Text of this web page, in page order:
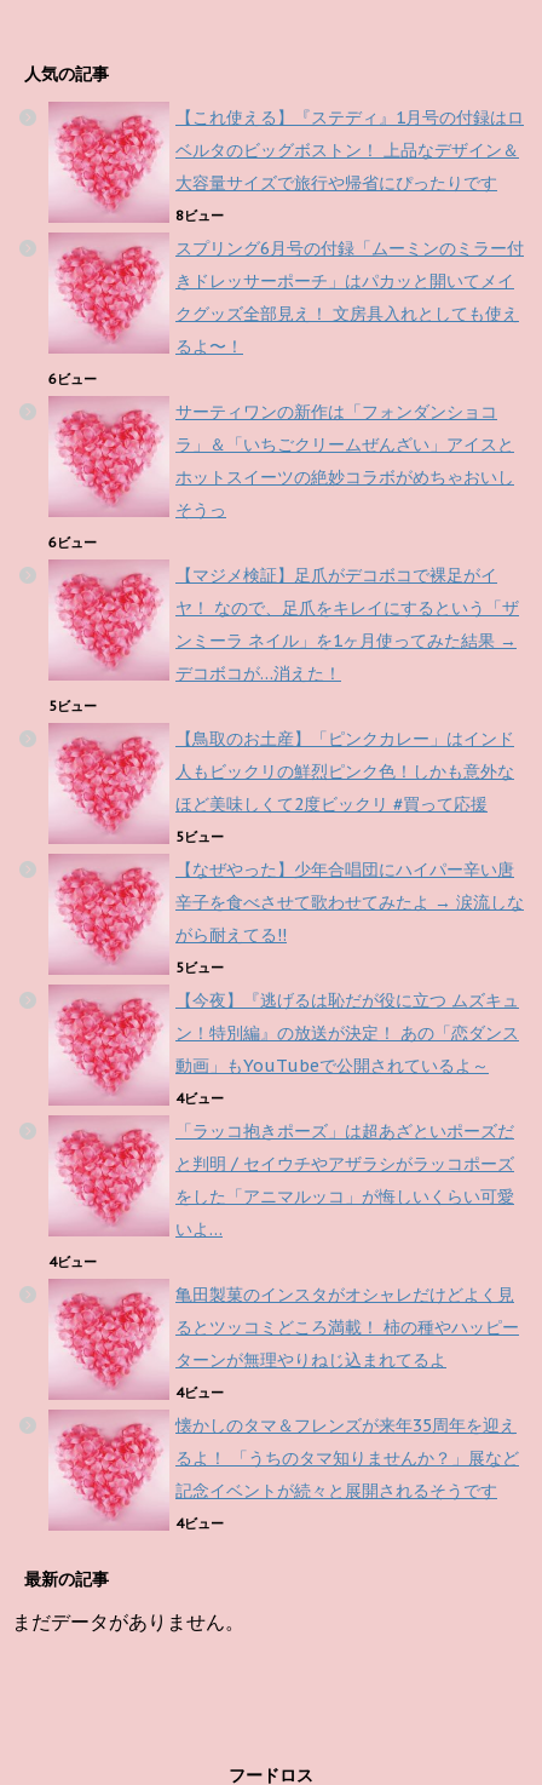
人気の記事
【これ使える】『ステディ』1月号の付録はロ
ベルタのビッグボストン！ 上品なデザイン＆
大容量サイズで旅行や帰省にぴったりです
8ビュー
スプリング6月号の付録「ムーミンのミラー付
きドレッサーポーチ」はパカッと開いてメイ
クグッズ全部見え！ 文房具入れとしても使え
るよ〜！
6ビュー
サーティワンの新作は「フォンダンショコ
ラ」＆「いちごクリームぜんざい」アイスと
ホットスイーツの絶妙コラボがめちゃおいし
そうっ
6ビュー
【マジメ検証】足爪がデコボコで裸足がイ
ヤ！ なので、足爪をキレイにするという「ザ
ンミーラ ネイル」を1ヶ月使ってみた結果 →
デコボコが…消えた！
5ビュー
【鳥取のお土産】「ピンクカレー」はインド
人もビックリの鮮烈ピンク色！しかも意外な
ほど美味しくて2度ビックリ #買って応援
5ビュー
【なぜやった】少年合唱団にハイパー辛い唐
辛子を食べさせて歌わせてみたよ → 涙流しな
がら耐えてる!!
5ビュー
【今夜】『逃げるは恥だが役に立つ ムズキュ
ン！特別編』の放送が決定！ あの「恋ダンス
動画」もYouTubeで公開されているよ～
4ビュー
「ラッコ抱きポーズ」は超あざといポーズだ
と判明 / セイウチやアザラシがラッコポーズ
をした「アニマルッコ」が悔しいくらい可愛
いよ…
4ビュー
亀田製菓のインスタがオシャレだけどよく見
るとツッコミどころ満載！ 柿の種やハッピー
ターンが無理やりねじ込まれてるよ
4ビュー
懐かしのタマ＆フレンズが来年35周年を迎え
るよ！ 「うちのタマ知りませんか？」展など
記念イベントが続々と展開されるそうです
4ビュー
最新の記事
まだデータがありません。
フードロス